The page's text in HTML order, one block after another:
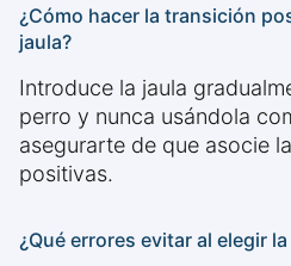
¿Cómo hacer la transición
jaula?
Introduce la jaula
perro y nunca usándola
asegurarte de que asocie
positivas.
¿Qué errores evitar al elegir